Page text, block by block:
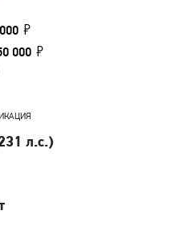
000
л.с.)